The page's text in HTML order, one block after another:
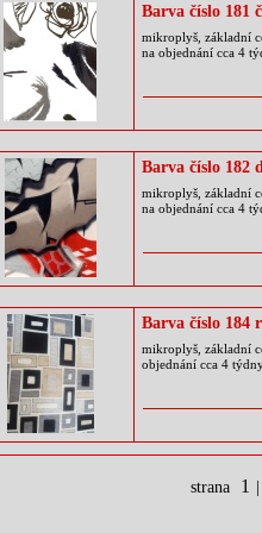
Barva číslo 181
mikroplyš, základní
na objednání cca 4
Barva číslo 182
mikroplyš, základní
na objednání cca 4
Barva číslo 184
mikroplyš, základní
objednání cca 4
strana 1 |